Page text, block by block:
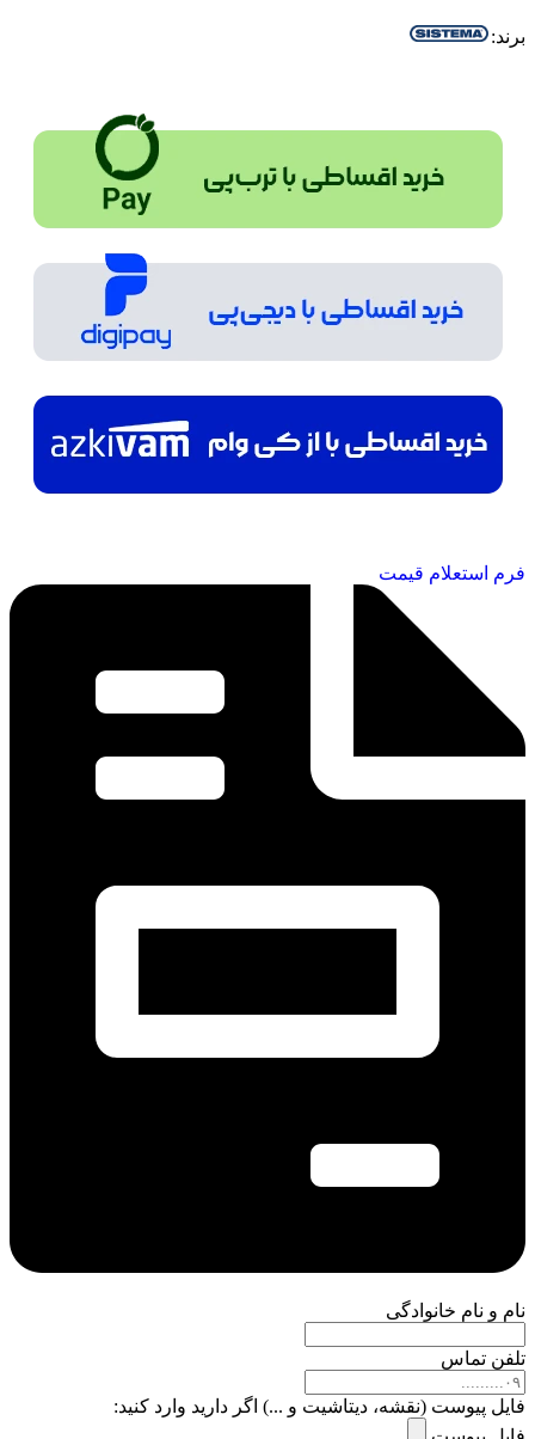
برند:
فرم استعلام قیمت
نام و نام خانوادگی
تلفن تماس
فایل پیوست (نقشه، دیتاشیت و ...) اگر دارید وارد کنید: